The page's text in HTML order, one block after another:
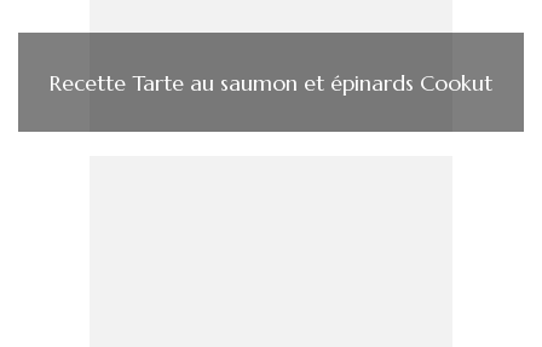
Recette Tarte au saumon et épinards Cookut